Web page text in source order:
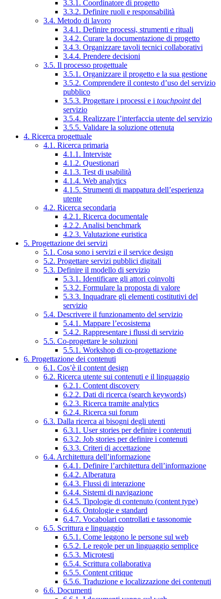
3.3.1. Coordinatore di progetto
3.3.2. Definire ruoli e responsabilità
3.4. Metodo di lavoro
3.4.1. Definire processi, strumenti e rituali
3.4.2. Curare la documentazione di progetto
3.4.3. Organizzare tavoli tecnici collaborativi
3.4.4. Prendere decisioni
3.5. Il processo progettuale
3.5.1. Organizzare il progetto e la sua gestione
3.5.2. Comprendere il contesto d’uso del servizio
pubblico
3.5.3. Progettare i processi e i touchpointdel
servizio
3.5.4. Realizzare l’interfaccia utente del servizio
3.5.5. Validare la soluzione ottenuta
4. Ricerca progettuale
4.1. Ricerca primaria
4.1.1. Interviste
4.1.2. Questionari
4.1.3. Test di usabilità
4.1.4. Web analytics
4.1.5. Strumenti di mappatura dell’esperienza
utente
4.2. Ricerca secondaria
4.2.1. Ricerca documentale
4.2.2. Analisi benchmark
4.2.3. Valutazione euristica
5. Progettazione dei servizi
5.1. Cosa sono i servizi e il service design
5.2. Progettare servizi pubblici digitali
5.3. Definire il modello di servizio
5.3.1. Identificare gli attori coinvolti
5.3.2. Formulare la proposta di valore
5.3.3. Inquadrare gli elementi costitutivi del
servizio
5.4. Descrivere il funzionamento del servizio
5.4.1. Mappare l’ecosistema
5.4.2. Rappresentare i flussi di servizio
5.5. Co-progettare le soluzioni
5.5.1. Workshop di co-progettazione
6. Progettazione dei contenuti
6.1. Cos’è il content design
6.2. Ricerca utente sui contenuti e il linguaggio
6.2.1. Content discovery
6.2.2. Dati di ricerca (search keywords)
6.2.3. Ricerca tramite analytics
6.2.4. Ricerca sui forum
6.3. Dalla ricerca ai bisogni degli utenti
6.3.1. User stories per definire i contenuti
6.3.2. Job stories per definire i contenuti
6.3.3. Criteri di accettazione
6.4. Architettura dell’informazione
6.4.1. Definire l’architettura dell’informazione
6.4.2. Alberatura
6.4.3. Flussi di interazione
6.4.4. Sistemi di navigazione
6.4.5. Tipologie di contenuto (content type)
6.4.6. Ontologie e standard
6.4.7. Vocabolari controllati e tassonomie
6.5. Scrittura e linguaggio
6.5.1. Come leggono le persone sul web
6.5.2. Le regole per un linguaggio semplice
6.5.3. Microtesti
6.5.4. Scrittura collaborativa
6.5.5. Content critique
6.5.6. Traduzione e localizzazione dei contenuti
6.6. Documenti